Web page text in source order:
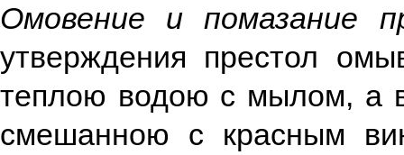
Омовение и помазание
утверждения престол
теплою водою с мылом, а
смешанною с красным